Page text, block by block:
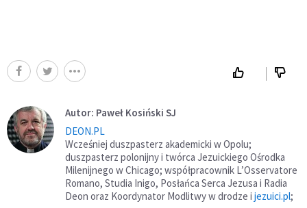
Autor: Paweł Kosiński SJ
DEON.PL
Wcześniej duszpasterz akademicki w Opolu;
duszpasterz polonijny i twórca Jezuickiego Ośrodka
Milenijnego w Chicago; współpracownik L’Osservatore
Romano, Studia Inigo, Posłańca Serca Jezusa i Radia
Deon oraz Koordynator Modlitwy w drodze i jezuici.pl;